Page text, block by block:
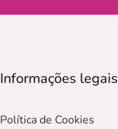
Informações legais
Política de Cookies